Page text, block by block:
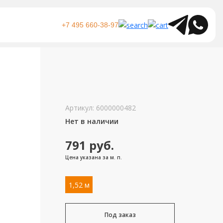
+7 495 660-38-97
Артикул: 6000000482
Нет в наличии
791 руб.
Цена указана за м. п.
1,52 м
Под заказ